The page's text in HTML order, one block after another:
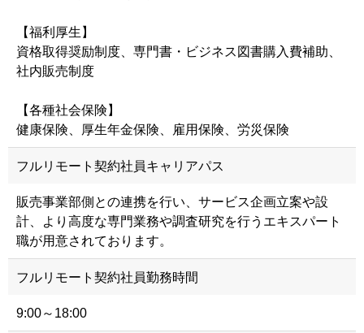
【福利厚生】
資格取得奨励制度、専門書・ビジネス図書購入費補助、
社内販売制度
【各種社会保険】
健康保険、厚生年金保険、雇用保険、労災保険
フルリモート契約社員キャリアパス
販売事業部側との連携を行い、サービス企画立案や設
計、より高度な専門業務や調査研究を行うエキスパート
職が用意されております。
フルリモート契約社員勤務時間
9:00～18:00